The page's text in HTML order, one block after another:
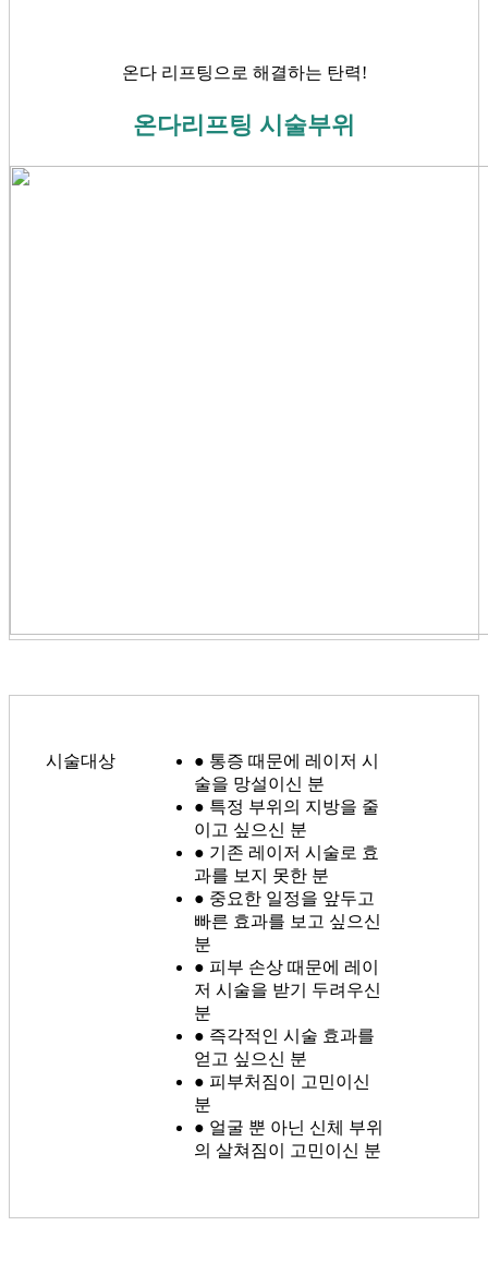
온다 리프팅으로 해결하는 탄력!
온다리프팅 시술부위
시술대상
● 통증 때문에 레이저 시
술을 망설이신 분
● 특정 부위의 지방을 줄
이고 싶으신 분
● 기존 레이저 시술로 효
과를 보지 못한 분
● 중요한 일정을 앞두고
빠른 효과를 보고 싶으신
분
● 피부 손상 때문에 레이
저 시술을 받기 두려우신
분
● 즉각적인 시술 효과를
얻고 싶으신 분
● 피부처짐이 고민이신
분
● 얼굴 뿐 아닌 신체 부위
의 살쳐짐이 고민이신 분